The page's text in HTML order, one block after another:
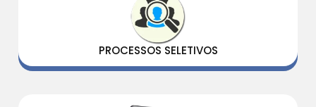
PROCESSOS SELETIVOS